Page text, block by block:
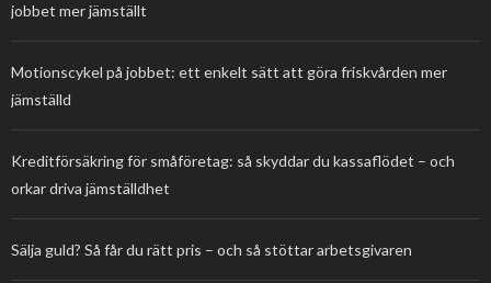
jobbet mer jämställt
Motionscykel på jobbet: ett enkelt sätt att göra friskvården mer
jämställd
Kreditförsäkring för småföretag: så skyddar du kassaflödet – och
orkar driva jämställdhet
Sälja guld? Så får du rätt pris – och så stöttar arbetsgivaren